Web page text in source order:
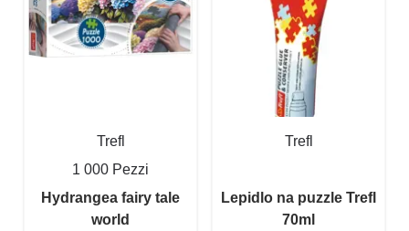
Trefl
1 000 Pezzi
Hydrangea fairy tale
world
Trefl
Lepidlo na puzzle Trefl
70ml